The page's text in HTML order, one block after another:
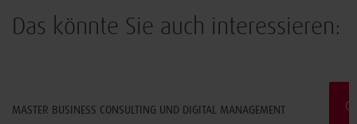
Das könnte Sie auch interessieren:
MASTER BUSINESS CONSULTING UND DIGITAL MANAGEMENT